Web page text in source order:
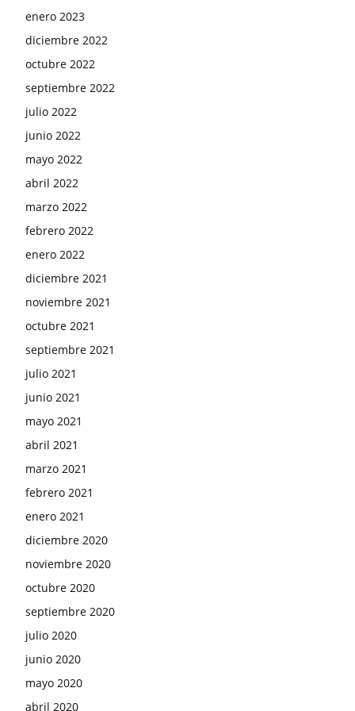
enero 2023
diciembre 2022
octubre 2022
septiembre 2022
julio 2022
junio 2022
mayo 2022
abril 2022
marzo 2022
febrero 2022
enero 2022
diciembre 2021
noviembre 2021
octubre 2021
septiembre 2021
julio 2021
junio 2021
mayo 2021
abril 2021
marzo 2021
febrero 2021
enero 2021
diciembre 2020
noviembre 2020
octubre 2020
septiembre 2020
julio 2020
junio 2020
mayo 2020
abril 2020